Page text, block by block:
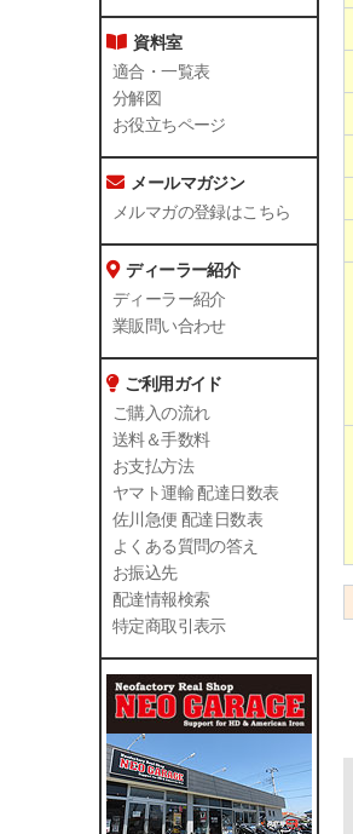
資料室
適合・一覧表
分解図
お役立ちページ
メールマガジン
メルマガの登録はこちら
ディーラー紹介
ディーラー紹介
業販問い合わせ
ご利用ガイド
ご購入の流れ
送料＆手数料
お支払方法
ヤマト運輸 配達日数表
佐川急便 配達日数表
よくある質問の答え
お振込先
配達情報検索
特定商取引表示